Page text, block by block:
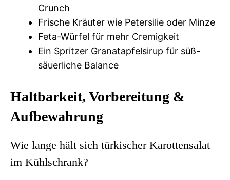
Crunch
Frische Kräuter wie Petersilie oder Minze
Feta-Würfel für mehr Cremigkeit
Ein Spritzer Granatapfelsirup für süß-
säuerliche Balance
Haltbarkeit, Vorbereitung &
Aufbewahrung
Wie lange hält sich türkischer Karottensalat
im Kühlschrank?